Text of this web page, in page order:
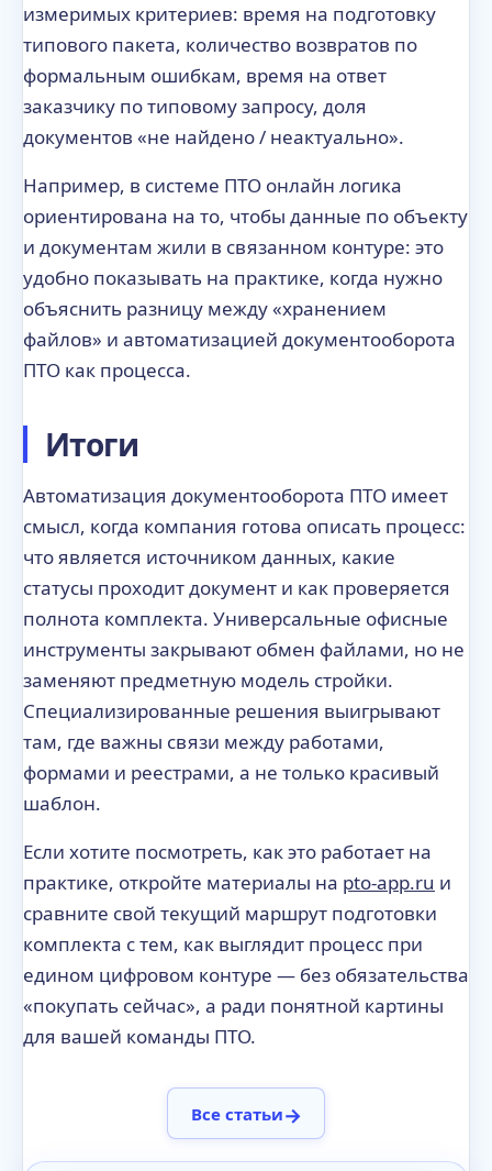
измеримых критериев: время на подготовку
типового пакета, количество возвратов по
формальным ошибкам, время на ответ
заказчику по типовому запросу, доля
документов «не найдено / неактуально».
Например, в системе ПТО онлайн логика
ориентирована на то, чтобы данные по объекту
и документам жили в связанном контуре: это
удобно показывать на практике, когда нужно
объяснить разницу между «хранением
файлов» и автоматизацией документооборота
ПТО как процесса.
Итоги
Автоматизация документооборота ПТО имеет
смысл, когда компания готова описать процесс:
что является источником данных, какие
статусы проходит документ и как проверяется
полнота комплекта. Универсальные офисные
инструменты закрывают обмен файлами, но не
заменяют предметную модель стройки.
Специализированные решения выигрывают
там, где важны связи между работами,
формами и реестрами, а не только красивый
шаблон.
Если хотите посмотреть, как это работает на
практике, откройте материалы на pto-app.ru и
сравните свой текущий маршрут подготовки
комплекта с тем, как выглядит процесс при
едином цифровом контуре — без обязательства
«покупать сейчас», а ради понятной картины
для вашей команды ПТО.
Все статьи→